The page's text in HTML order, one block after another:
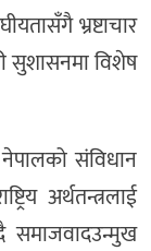
भ्रष्टाचार
सुशासनमा विशेष
नेपालको संविधान
अर्थतन्त्रलाई
समाजवादउन्मुख